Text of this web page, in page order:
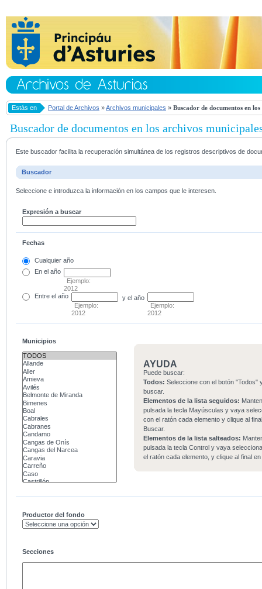
Estás en Portal de Archivos »Archivos municipales » Buscador de documentos en
Buscador de documentos en los archivos
Este buscador facilita la recuperación simultánea de los registros descriptivos de
Buscador
Seleccione e introduzca la información en los campos que le interesen.
Expresión a buscar
Fechas
Cualquier año
En el año
Ejemplo:
2012
Entre el año
Ejemplo:
2012
y el año
Ejemplo:
2012
Municipios
AYUDA
Puede buscar:
Todos: Seleccione con el botón "Todos"
buscar.
Elementos de la lista seguidos:
pulsada la tecla Mayúsculas y vaya
con el ratón cada elemento y clique al
Buscar.
Elementos de la lista salteados:
pulsada la tecla Control y vaya
el ratón cada elemento, y clique al final
Productor del fondo
Secciones